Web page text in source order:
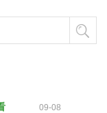
09-08